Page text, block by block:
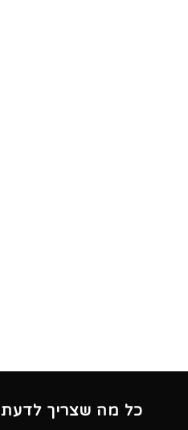
כל מה שצריך לדעת